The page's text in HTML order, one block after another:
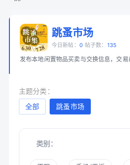
国
同
城
» › ›
跳蚤市场
今日新帖： 0 帖子数： 135
主题分类：
全部
跳蚤市场
类别：